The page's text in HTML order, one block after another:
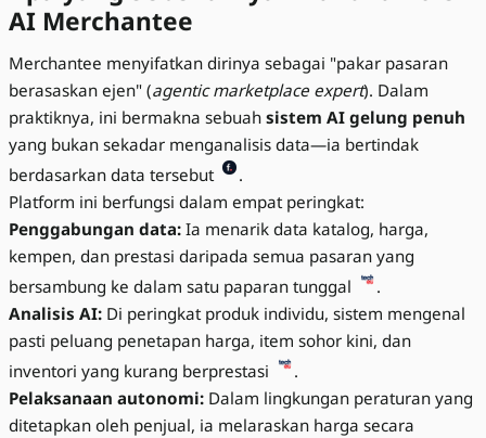
AI Merchantee
Merchantee menyifatkan dirinya sebagai "pakar pasaran
berasaskan ejen" (agentic marketplace expert). Dalam
praktiknya, ini bermakna sebuah sistem AI gelung penuh
yang bukan sekadar menganalisis data—ia bertindak
berdasarkan data tersebut
.
Platform ini berfungsi dalam empat peringkat:
Penggabungan data: Ia menarik data katalog, harga,
kempen, dan prestasi daripada semua pasaran yang
bersambung ke dalam satu paparan tunggal
.
Analisis AI: Di peringkat produk individu, sistem mengenal
pasti peluang penetapan harga, item sohor kini, dan
inventori yang kurang berprestasi
.
Pelaksanaan autonomi: Dalam lingkungan peraturan yang
ditetapkan oleh penjual, ia melaraskan harga secara